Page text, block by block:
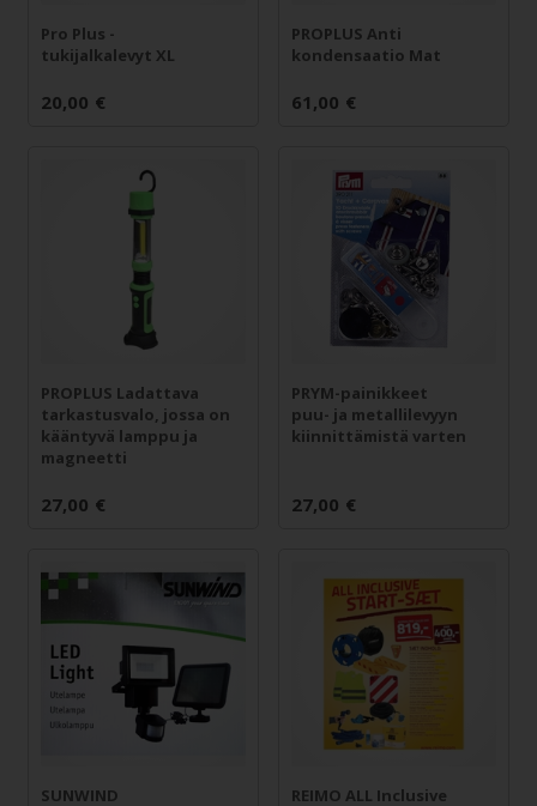
Pro Plus -
tukijalkalevyt XL
20,00 €
PROPLUS Anti
kondensaatio Mat
61,00 €
PROPLUS Ladattava
tarkastusvalo, jossa on
kääntyvä lamppu ja
magneetti
27,00 €
PRYM-painikkeet
puu- ja metallilevyyn
kiinnittämistä varten
27,00 €
SUNWIND
REIMO ALL Inclusive